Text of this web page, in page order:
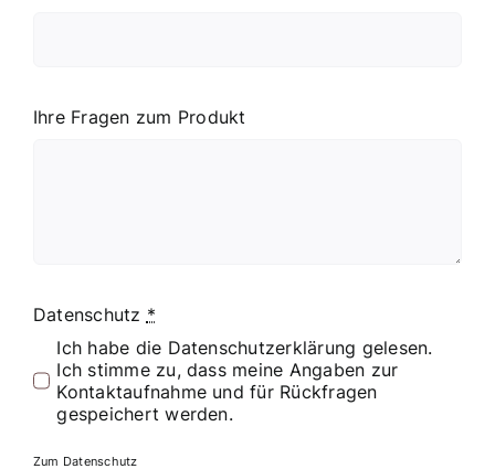
Ihre Fragen zum Produkt
Datenschutz *
Ich habe die Datenschutzerklärung gelesen.
Ich stimme zu, dass meine Angaben zur
Kontaktaufnahme und für Rückfragen
gespeichert werden.
Zum Datenschutz